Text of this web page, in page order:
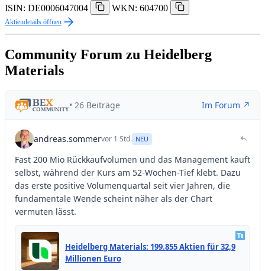
ISIN: DE0006047004
WKN: 604700
Aktiendetails öffnen
Community Forum zu Heidelberg
Materials